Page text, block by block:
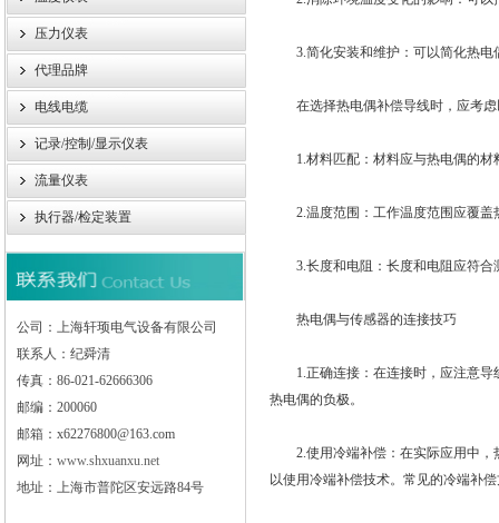
压力仪表
代理品牌
电线电缆
记录/控制/显示仪表
流量仪表
执行器/检定装置
公司：上海轩顼电气设备有限公司
联系人：纪舜清
传真：86-021-62666306
邮编：200060
邮箱：x62276800@163.com
网址： www.shxuanxu.net
地址：上海市普陀区安远路84号
3.简化安装和维护：可以简化热电
在选择热电偶补偿导线时，应考虑
1.材料匹配：材料应与热电偶的材
2.温度范围：工作温度范围应覆盖
3.长度和电阻：长度和电阻应符合
热电偶与传感器的连接技巧
1.正确连接：在连接时，应注意导
热电偶的负极。
2.使用冷端补偿：在实际应用中，
以使用冷端补偿技术。常见的冷端补